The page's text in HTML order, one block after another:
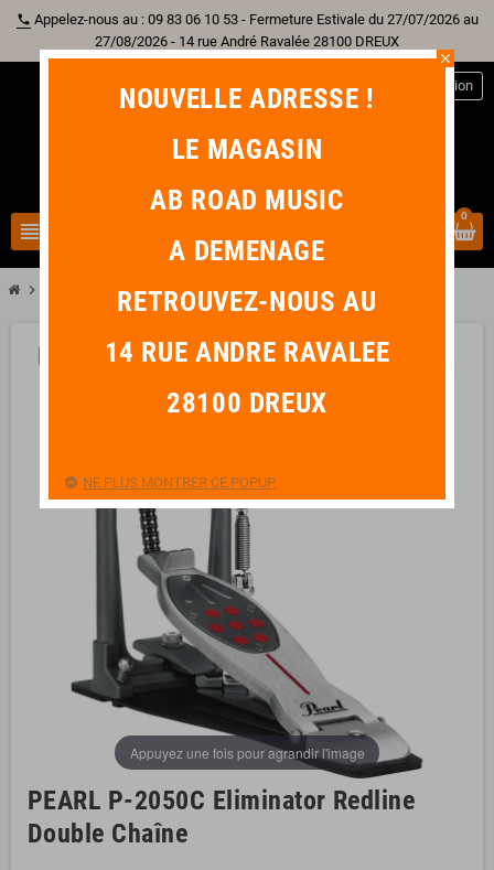
phone Appelez-nous au : 09 83 06 10 53 - Fermeture Estivale du 27/07/2026 au
27/08/2026 - 14 rue André Ravalée 28100 DREUX
view_headline
Connexion
0
chevron_right PEARL P-2050C Eliminator Redline Double Chaîne
Appuyez une fois pour agrandir l'image
PEARL P-2050C Eliminator Redline
Double Chaîne
close
NOUVELLE ADRESSE !
LE MAGASIN
AB ROAD MUSIC
A DEMENAGE
RETROUVEZ-NOUS AU
14 RUE ANDRE RAVALEE
28100 DREUX
NE PLUS MONTRER CE POPUP.